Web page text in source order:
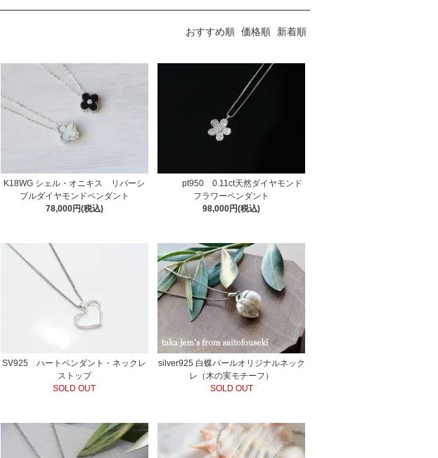
おすすめ順 価格順 新着順
K18WG シェル・オニキス リバーシ
ブルダイヤモンドペンダント
78,000円(税込)
pt950 0.11ct天然ダイヤモンド
フラワーペンダント
98,000円(税込)
SV925 ハートペンダント・ネックレ
ストップ
SOLD OUT
silver925 白蝶パールオリジナルネック
レ（木の実モチーフ）
SOLD OUT